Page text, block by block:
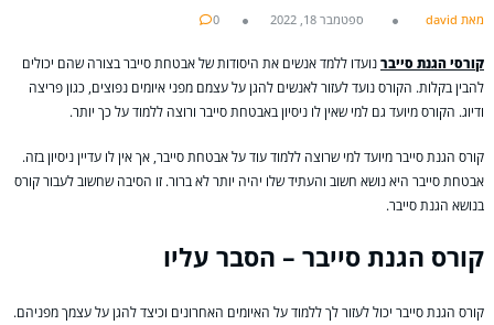
מאת david ספטמבר 18, 2022 0
קורסי הגנת סייברנועדו ללמד אנשים את היסודות של אבטחת סייבר בצורה שהם יכולים
להבין בקלות. הקורס נועד לעזור לאנשים להגן על עצמם מפני איומים נפוצים, כגון פריצה
ודיוג. הקורס מיועד גם למי שאין לו ניסיון באבטחת סייבר ורוצה ללמוד על כך יותר.
קורס הגנת סייבר מיועד למי שרוצה ללמוד עוד על אבטחת סייבר, אך אין לו עדיין ניסיון בזה.
אבטחת סייבר היא נושא חשוב והעתיד שלו יהיה יותר לא ברור. זו הסיבה שחשוב לעבור קורס
בנושא הגנת סייבר.
קורס הגנת סייבר – הסבר עליו
קורס הגנת סייבר יכול לעזור לך ללמוד על האיומים האחרונים וכיצד להגן על עצמך מפניהם.